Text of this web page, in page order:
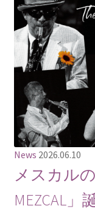
News 2026.06.10
メスカル
MEZCAL